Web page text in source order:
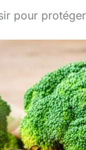
pour